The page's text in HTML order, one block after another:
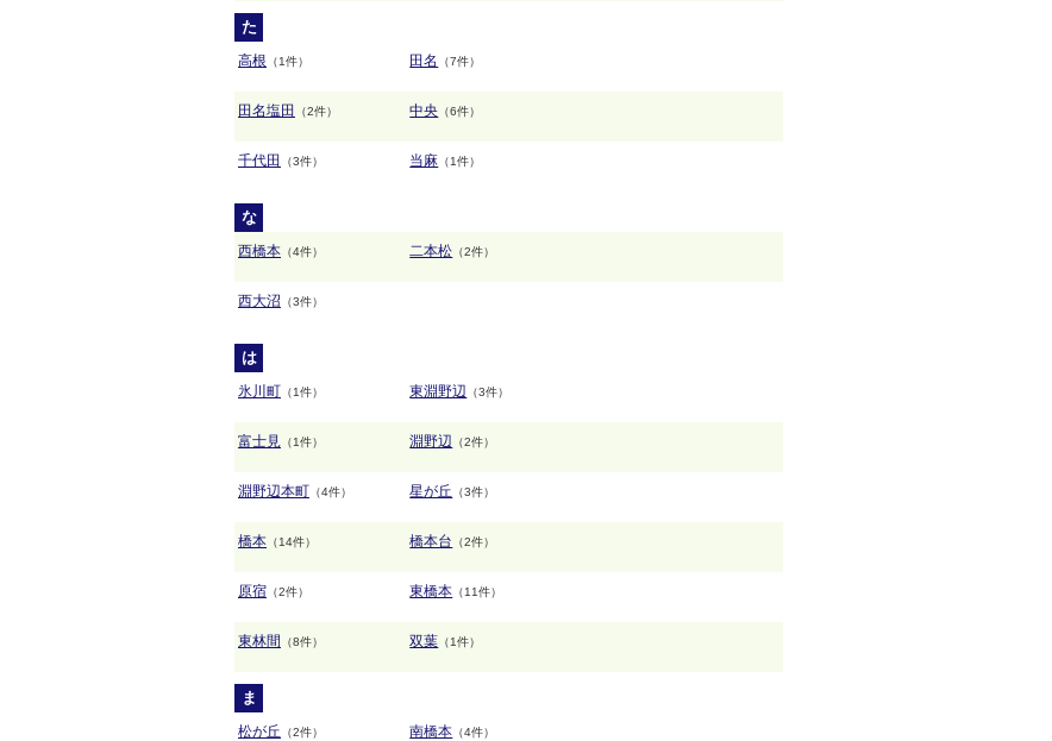
た
高根 （1件） 田名 （7件）
田名塩田 （2件） 中央 （6件）
千代田 （3件） 当麻 （1件）
な
西橋本 （4件） 二本松 （2件）
西大沼 （3件）
は
氷川町 （1件） 東淵野辺 （3件）
富士見 （1件） 淵野辺 （2件）
淵野辺本町 （4件） 星が丘 （3件）
橋本 （14件） 橋本台 （2件）
原宿 （2件） 東橋本 （11件）
東林間 （8件） 双葉 （1件）
ま
松が丘 （2件） 南橋本 （4件）